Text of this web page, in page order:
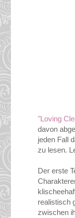
"Loving
davon
jeden Fall
zu lesen.
Der erste
realistisch
zwischen